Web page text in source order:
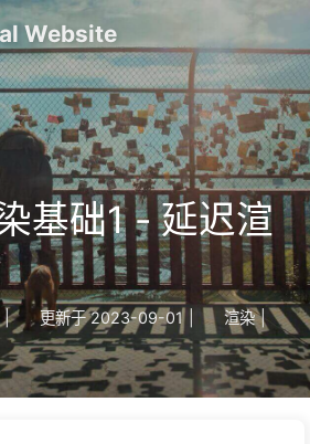
Website
基础1 - 延迟渲
| 更新于 2023-09-01 渲染 |